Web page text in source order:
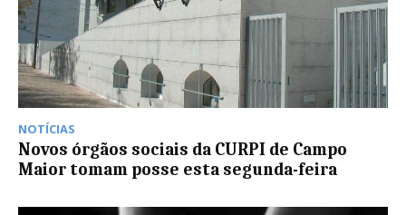
NOTÍCIAS
Novos órgãos sociais da CURPI de Campo
Maior tomam posse esta segunda-feira